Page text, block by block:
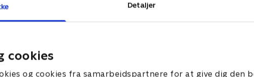
Detaljer
cookies
og cookies fra samarbejdspartnere for at give dig den
søster til fornuft, og deres
fru Frigh, venter utålmodigt på,
løjtnants tilnærmelser,